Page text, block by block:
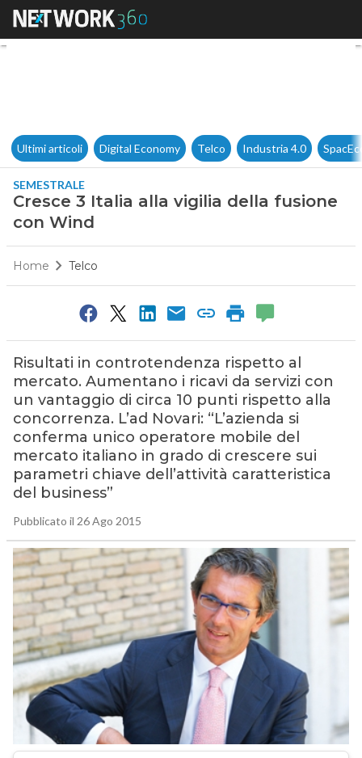
Cresce 3 Italia alla vigilia
Ultimi articoli Digital Economy Telco Industria 4.0
SEMESTRALE
Cresce 3 Italia alla vigilia della fusione
con Wind
Home Telco
Risultati in controtendenza rispetto al
mercato. Aumentano i ricavi da servizi con
un vantaggio di circa 10 punti rispetto alla
concorrenza. L’ad Novari: “L’azienda si
conferma unico operatore mobile del
mercato italiano in grado di crescere sui
parametri chiave dell’attività caratteristica
del business”
Pubblicato il 26 Ago 2015